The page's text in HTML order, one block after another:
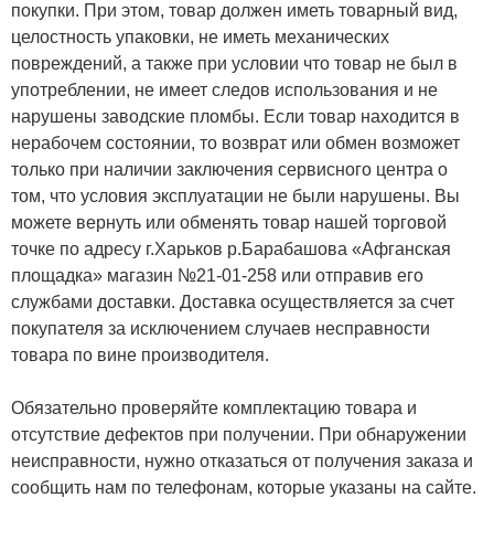
покупки. При этом, товар должен иметь товарный вид,
целостность упаковки, не иметь механических
повреждений, а также при условии что товар не был в
употреблении, не имеет следов использования и не
нарушены заводские пломбы. Если товар находится в
нерабочем состоянии, то возврат или обмен возможет
только при наличии заключения сервисного центра о
том, что условия эксплуатации не были нарушены. Вы
можете вернуть или обменять товар нашей торговой
точке по адресу г.Харьков р.Барабашова «Афганская
площадка» магазин №21-01-258 или отправив его
службами доставки. Доставка осуществляется за счет
покупателя за исключением случаев несправности
товара по вине производителя.
Обязательно проверяйте комплектацию товара и
отсутствие дефектов при получении. При обнаружении
неисправности, нужно отказаться от получения заказа и
сообщить нам по телефонам, которые указаны на сайте.